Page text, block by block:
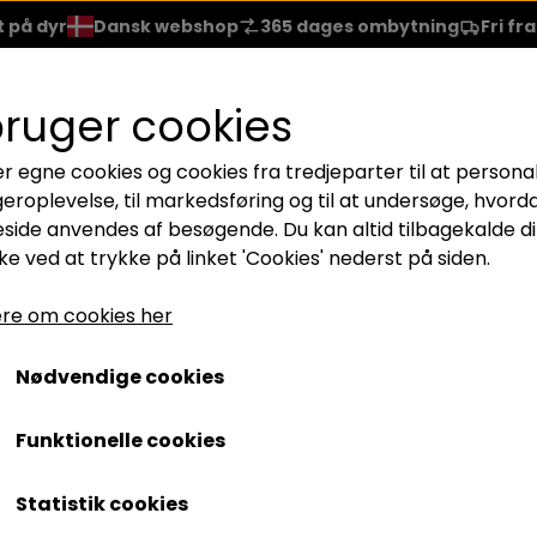
på dyr Dansk webshop 365 dages ombytning Fri
LÆBER
LÆBESTIFT
GLOSS
LIPLINER
ACCESSORIES
BØRSTER
GAVESÆT
Blush Color
Blush Color – Smuk blush farve til alle hudtyper
Tilføj en naturlig glød til dit look med
der
nuancer. Den silkebløde og langtidsholdbare formel gør det
cookies
egne cookies og cookies fra tredjeparter til at
til markedsføring og til at undersøge,
anvendes af besøgende. Du kan altid tilbagekalde
ved at trykke på linket 'Cookies' nederst på siden.
om cookies her
Nødvendige cookies
Funktionelle cookies
Statistik cookies